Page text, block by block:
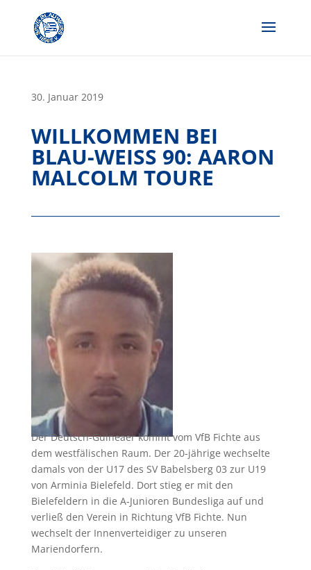
content
30. Januar 2019
WILLKOMMEN BEI
BLAU-WEISS 90: AARON M
ALCOLM TOURE
Der Deutsch-Guineaer kommt vom VfB Fichte aus
dem westfälischen Raum. Der 20-jährige wechselte
damals von der U17 des SV Babelsberg 03 zur U19
von Arminia Bielefeld. Dort stieg er mit den
Bielefeldern in die A-Junioren Bundesliga auf und
verließ den Verein in Richtung VfB Fichte. Nun
wechselt der Innenverteidiger zu unseren
Mariendorfern.